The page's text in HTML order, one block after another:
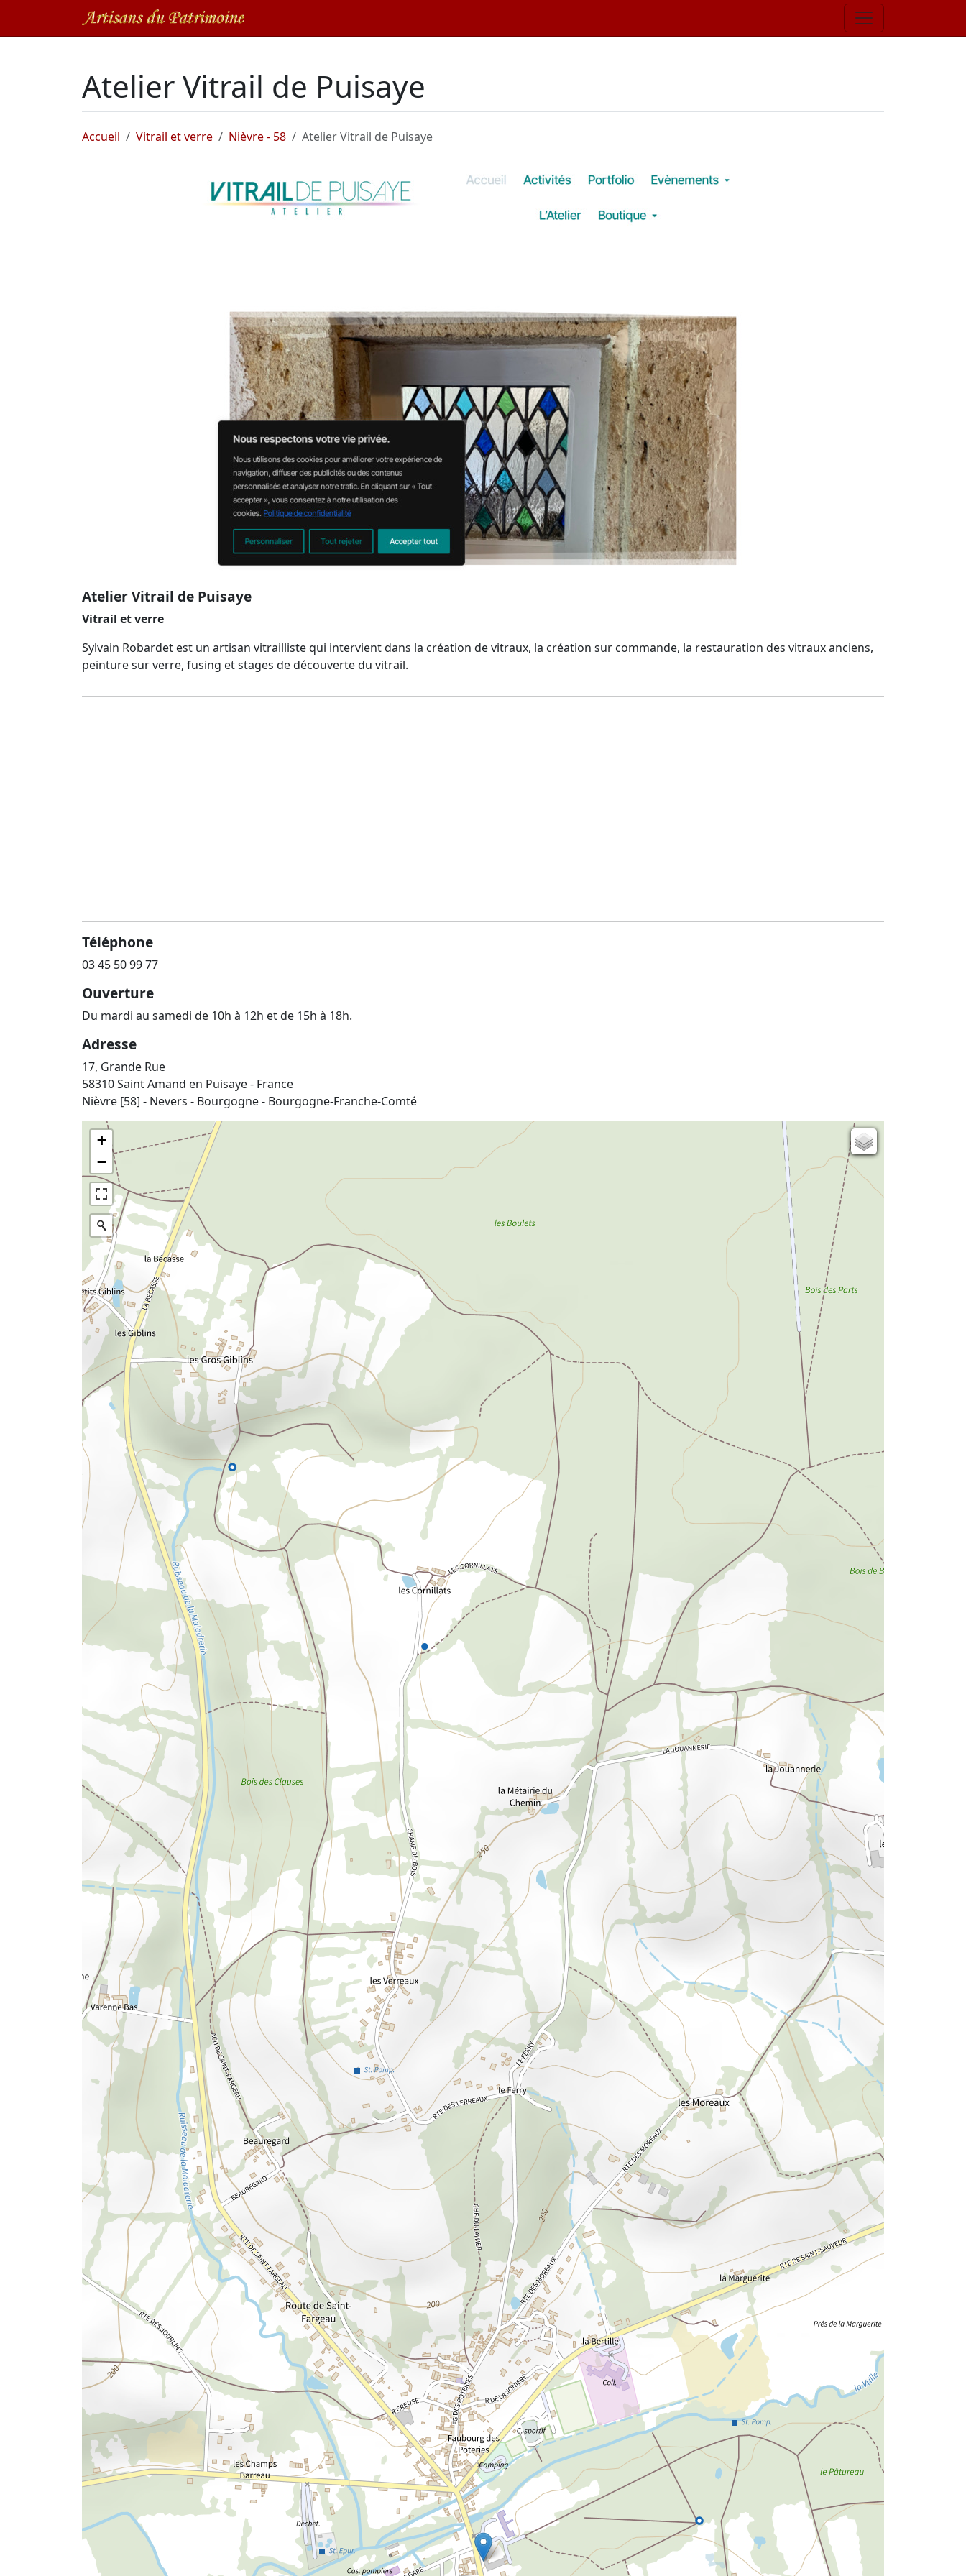
Atelier Vitrail de Puisaye
Accueil Vitrail et verre Nièvre - 58 Atelier Vitrail de Puisaye
Atelier Vitrail de Puisaye
Vitrail et verre
Sylvain Robardet est un artisan vitrailliste qui intervient dans la création de vitraux, la création sur commande, la restauration des vitraux anciens,
peinture sur verre, fusing et stages de découverte du vitrail.
Téléphone
03 45 50 99 77
Ouverture
Du mardi au samedi de 10h à 12h et de 15h à 18h.
Adresse
17, Grande Rue
58310 Saint Amand en Puisaye - France
Nièvre [58] - Nevers - Bourgogne - Bourgogne-Franche-Comté
+
−
Carte de l'état-major (1820-1866)
Parcellaire cadastral
Plan IGN